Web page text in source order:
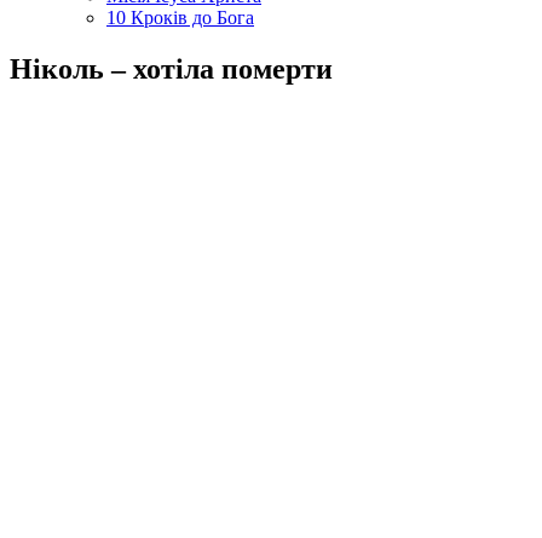
10 Кроків до Бога
Ніколь – хотіла померти